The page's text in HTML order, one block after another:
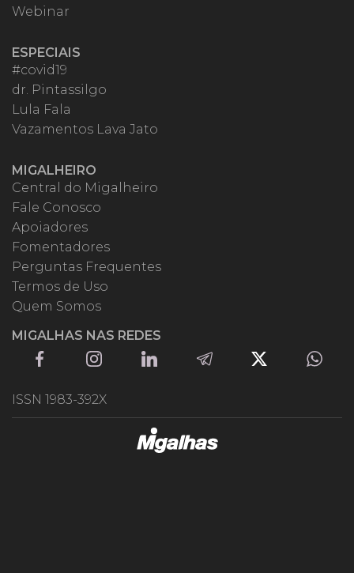
Webinar
ESPECIAIS
#covid19
dr. Pintassilgo
Lula Fala
Vazamentos Lava Jato
MIGALHEIRO
Central do Migalheiro
Fale Conosco
Apoiadores
Fomentadores
Perguntas Frequentes
Termos de Uso
Quem Somos
MIGALHAS NAS REDES
ISSN 1983-392X